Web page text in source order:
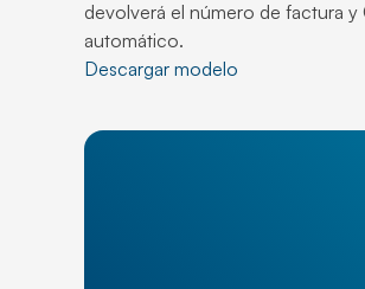
devolverá el número de factura
automático.
Descargar modelo